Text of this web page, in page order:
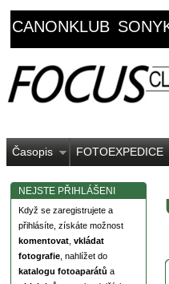
CANONKLUB
Časopis FOTOEXPEDICE
NEJSTE PŘIHLÁŠENI
Když se zaregistrujete a
přihlásíte, získáte možnost
komentovat vkládat
fotografie , nahlížet do
katalogu fotoaparátů a